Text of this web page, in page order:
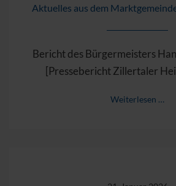
Aktuelles aus dem
Bericht des Bürgermeisters
[Pressebericht Zillertaler
Weiterlesen …